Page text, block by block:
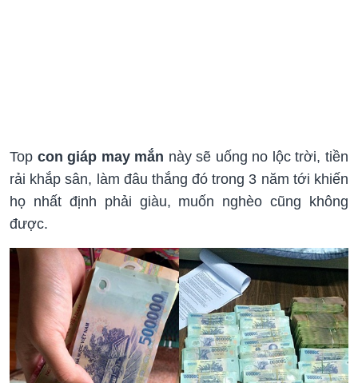
Top con giáp may mắn này sẽ uống no lộc trời, tiền
rải khắp sân, làm đâu thắng đó trong 3 năm tới khiến
họ nhất định phải giàu, muốn nghèo cũng không
được.